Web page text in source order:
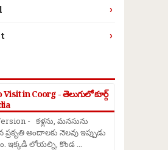
›
›
in Coorg - తెలుగులో కూర్గ్
- కళ్లను, మనసును
అందాలకు నెలవు ఇప్పుడు
ఇక్కడి లోయల్ని, కొండ ...